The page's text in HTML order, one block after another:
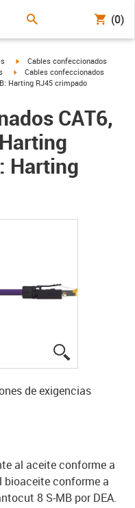
(0)
igus-icon-arrow-right
Cables confeccionados
igus-icon-arrow-right
Cables confeccionados
Harting RJ45 crimpado
CAT6,
Harting
de exigencias
al aceite conforme a
bioaceite conforme a
8 S-MB por DEA.